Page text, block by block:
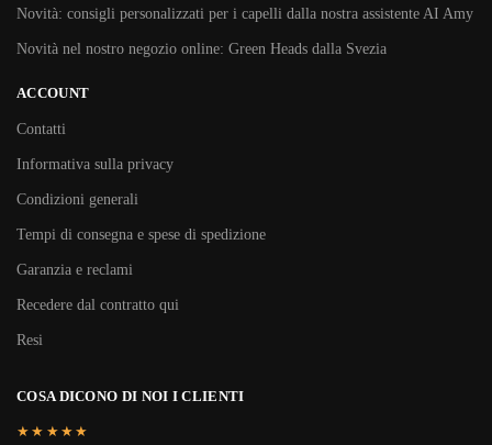
Novità: consigli personalizzati per i capelli dalla nostra assistente AI Amy
Novità nel nostro negozio online: Green Heads dalla Svezia
ACCOUNT
Contatti
Informativa sulla privacy
Condizioni generali
Tempi di consegna e spese di spedizione
Garanzia e reclami
Recedere dal contratto qui
Resi
COSA DICONO DI NOI I CLIENTI
★★★★★